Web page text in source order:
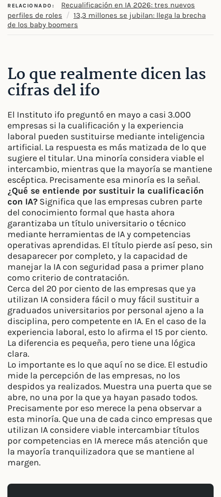
RELACIONADO:
Recualificación en IA 2026: tres nuevos
perfiles de roles
/ 13,3 millones se jubilan: llega la brecha
de los baby boomers
Lo que realmente dicen las
cifras del ifo
El Instituto ifo preguntó en mayo a casi 3.000
empresas si la cualificación y la experiencia
laboral pueden sustituirse mediante inteligencia
artificial. La respuesta es más matizada de lo que
sugiere el titular. Una minoría considera viable el
intercambio, mientras que la mayoría se mantiene
escéptica. Precisamente esa minoría es la señal.
¿Qué se entiende por sustituir la cualificación
con IA? Significa que las empresas cubren parte
del conocimiento formal que hasta ahora
garantizaba un título universitario o técnico
mediante herramientas de IA y competencias
operativas aprendidas. El título pierde así peso, sin
desaparecer por completo, y la capacidad de
manejar la IA con seguridad pasa a primer plano
como criterio de contratación.
Cerca del 20 por ciento de las empresas que ya
utilizan IA considera fácil o muy fácil sustituir a
graduados universitarios por personal ajeno a la
disciplina, pero competente en IA. En el caso de la
experiencia laboral, esto lo afirma el 15 por ciento.
La diferencia es pequeña, pero tiene una lógica
clara.
Lo importante es lo que aquí no se dice. El estudio
mide la percepción de las empresas, no los
despidos ya realizados. Muestra una puerta que se
abre, no una por la que ya hayan pasado todos.
Precisamente por eso merece la pena observar a
esta minoría. Que una de cada cinco empresas que
utilizan IA considere viable intercambiar títulos
por competencias en IA merece más atención que
la mayoría tranquilizadora que se mantiene al
margen.